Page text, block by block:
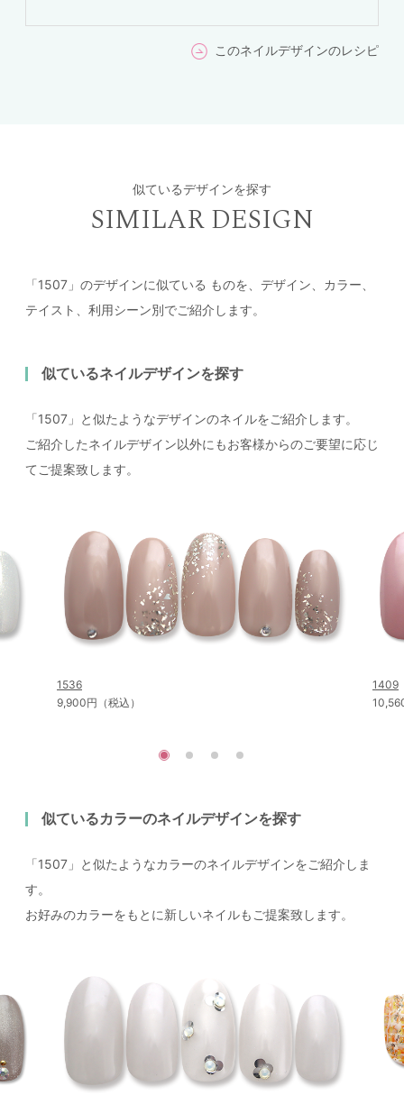
このネイルデザインのレシピ
似ているデザインを探す
SIMILAR DESIGN
「1507」のデザインに似ている ものを、デザイン、カラー、
テイスト、利用シーン別でご紹介します。
似ているネイルデザインを探す
「1507」と似たようなデザインのネイルをご紹介します。
ご紹介したネイルデザイン以外にもお客様からのご要望に応じ
てご提案致します。
1536
9,900円（税込）
1409
似ているカラーのネイルデザインを探す
「1507」と似たようなカラーのネイルデザインをご紹介しま
す。
お好みのカラーをもとに新しいネイルもご提案致します。